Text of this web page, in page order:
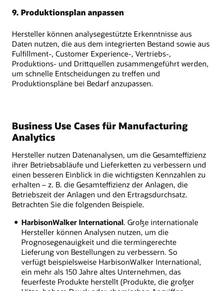
9. Produktionsplan anpassen
Hersteller können analysegestützte Erkenntnisse aus
Daten nutzen, die aus dem integrierten Bestand sowie aus
Fulfillment-, Customer Experience-, Vertriebs-,
Produktions- und Drittquellen zusammengeführt werden,
um schnelle Entscheidungen zu treffen und
Produktionspläne bei Bedarf anzupassen.
Business Use Cases für Manufacturing
Analytics
Hersteller nutzen Datenanalysen, um die Gesamteffizienz
ihrer Betriebsabläufe und Lieferketten zu verbessern und
einen besseren Einblick in die wichtigsten Kennzahlen zu
erhalten – z. B. die Gesamteffizienz der Anlagen, die
Betriebszeit der Anlagen und den Ertragsdurchsatz.
Betrachten Sie die folgenden Beispiele.
HarbisonWalker International. Große internationale
Hersteller können Analysen nutzen, um die
Prognosegenauigkeit und die termingerechte
Lieferung von Bestellungen zu verbessern. So
verfügt beispielsweise HarbisonWalker International,
ein mehr als 150 Jahre altes Unternehmen, das
feuerfeste Produkte herstellt (Produkte, die großer